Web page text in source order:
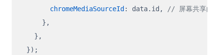
chromeMediaSourceId : data. id , // 屏幕共享的
      },
    },
  });